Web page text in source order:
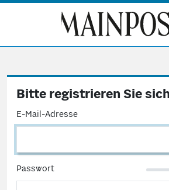
Bitte registrieren Sie
E-Mail-Adresse
Passwort